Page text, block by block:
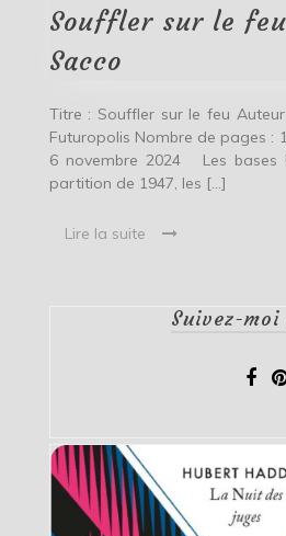
Souffler sur le
Sacco
Titre : Souffler sur le feu
Futuropolis Nombre de pages :
6 novembre 2024 Les bases
partition de 1947, les […]
Lire la suite
Suivez-